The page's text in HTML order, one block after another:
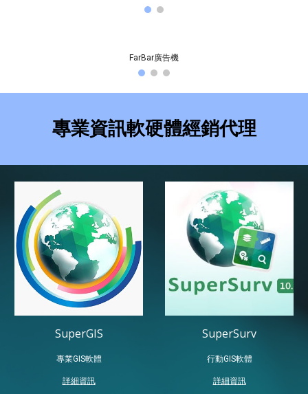
FarBar廣告機
專業資訊軟硬體經銷代理
SuperGIS
專業GIS軟體
詳細資訊
SuperSurv
行動GIS軟體
詳細資訊